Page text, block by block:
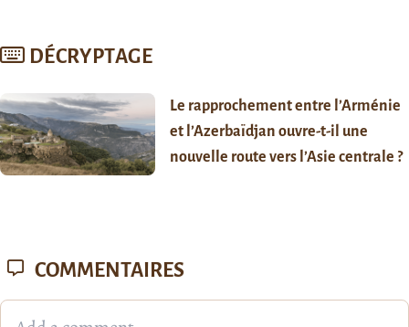
DÉCRYPTAGE
Le rapprochement entre l’Arménie
et l’Azerbaïdjan ouvre-t-il une
nouvelle route vers l’Asie centrale ?
COMMENTAIRES